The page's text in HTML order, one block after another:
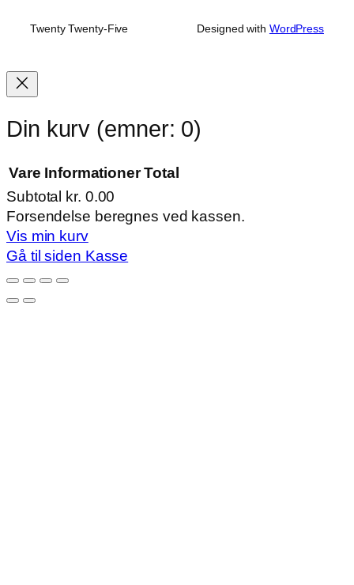
Twenty Twenty-Five Designed with WordPress
Din kurv (emner: 0)
Varer
i
indkøbskurv
Vare Informationer Total
Subtotal kr. 0.00
Forsendelse beregnes ved kassen.
Vis min kurv
Gå til siden Kasse